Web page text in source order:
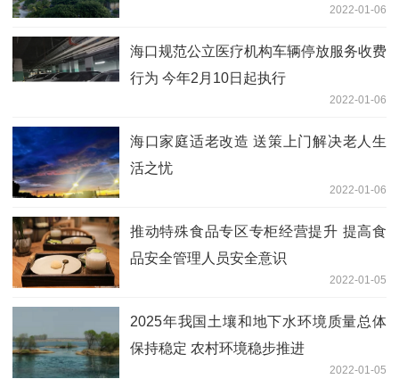
2022-01-06
海口规范公立医疗机构车辆停放服务收费
行为 今年2月10日起执行
2022-01-06
海口家庭适老改造 送策上门解决老人生
活之忧
2022-01-06
推动特殊食品专区专柜经营提升 提高食
品安全管理人员安全意识
2022-01-05
2025年我国土壤和地下水环境质量总体
保持稳定 农村环境稳步推进
2022-01-05